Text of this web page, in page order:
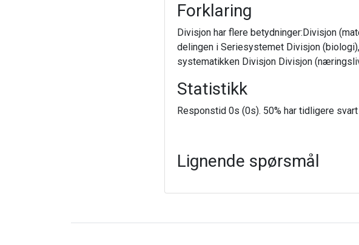
Forklaring
Divisjon har flere betydninger:Divisjon
delingen i Seriesystemet Divisjon
systematikken Divisjon Divisjon
Statistikk
Responstid 0s (0s). 50% har tidligere
Lignende spørsmål